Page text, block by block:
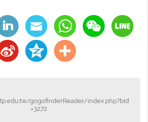
gogofinderReader/index.php?bid
=3272